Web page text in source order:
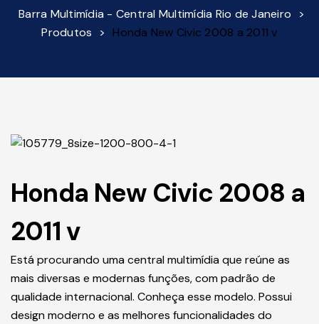
Barra Multimídia - Central Multimídia Rio de Janeiro
>
Produtos
> Honda New Civic 2008 a 2011 v
Honda New Civic 2008 a
2011 v
Está procurando uma central multimídia que reúne as
mais diversas e modernas funções, com padrão de
qualidade internacional. Conheça esse modelo. Possui
design moderno e as melhores funcionalidades do